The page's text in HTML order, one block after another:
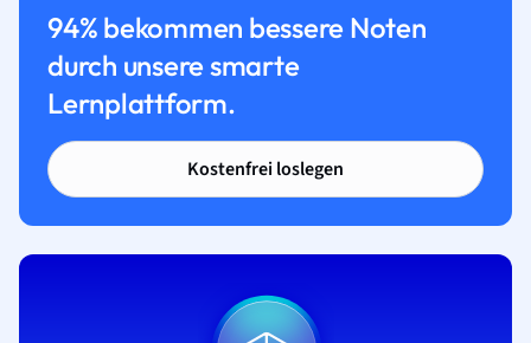
94% bekommen bessere Noten
durch unsere smarte
Lernplattform.
Kostenfrei loslegen